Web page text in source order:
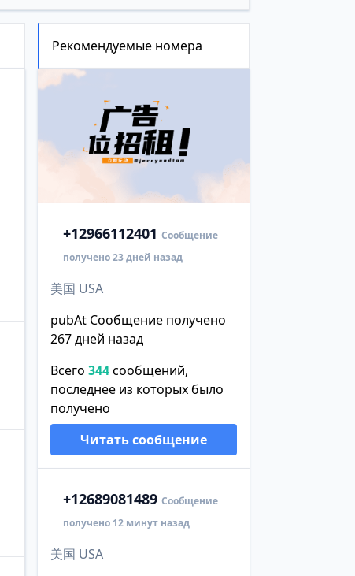
Рекомендуемые номера
+12966112401 Сообщение
получено 23 дней назад
美国 USA
pubAt Сообщение получено
267 дней назад
Всего 344сообщений,
последнее из которых было
получено
Читать сообщение
+12689081489 Сообщение
получено 12 минут назад
美国 USA